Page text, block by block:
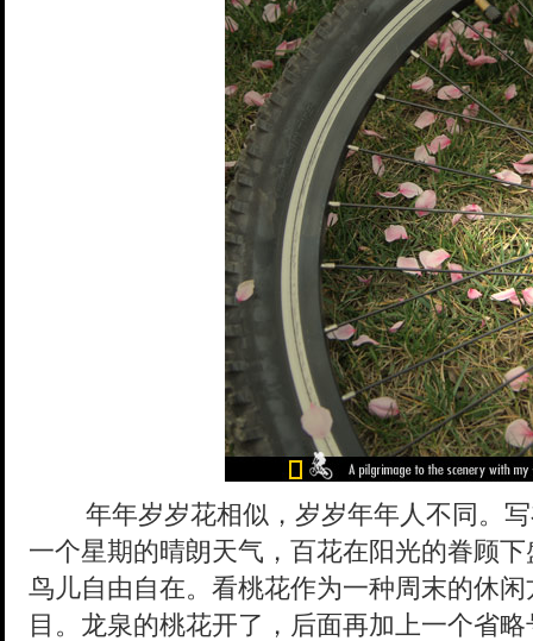
年年岁岁花相似，岁岁年年人不同。写
一个星期的晴朗天气，百花在阳光的眷顾
鸟儿自由自在。看桃花作为一种周末的休
目。龙泉的桃花开了，后面再加上一个省